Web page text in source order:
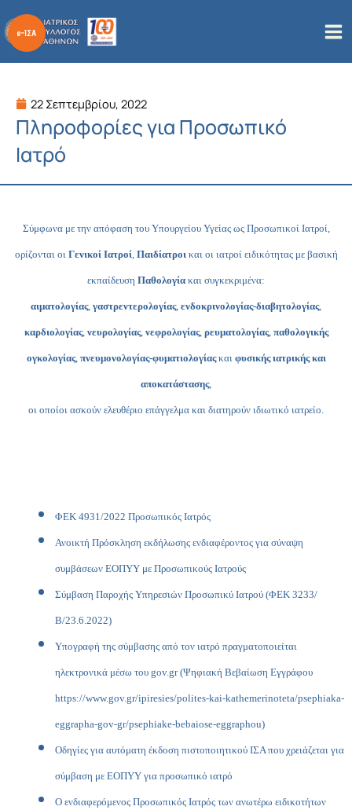
στο
περιεχόμενο
22 Σεπτεμβρίου, 2022
Πληροφορίες για Προσωπικό
Ιατρό
Σύμφωνα με την απόφαση του Υπουργείου Υγείας ως Προσωπικοί Ιατροί,
ορίζονται οι Γενικοί Ιατροί, Παιδίατροικαι οι ιατροί ειδικότητας με βασική
εκπαίδευση Παθολογία και συγκεκριμένα:
αιματολογίας, γαστρεντερολογίας, ενδοκρινολογίας-διαβητολογίας,
καρδιολογίας, νευρολογίας, νεφρολογίας, ρευματολογίας, παθολογικής
ογκολογίας, πνευμονολογίας-φυματιολογίαςκαι φυσικής ιατρικής και
αποκατάστασης,
οι οποίοι ασκούν ελευθέριο επάγγελμα και διατηρούν ιδιωτικό ιατρείο.
ΦΕΚ 4931/2022 Προσωπικός Ιατρός
Ανοικτή Πρόσκληση εκδήλωσης ενδιαφέροντος για σύναψη
συμβάσεων ΕΟΠΥΥ με Προσωπικούς Ιατρούς
Σύμβαση Παροχής Υπηρεσιών Προσωπικύ Ιατρού (ΦΕΚ 3233/
Β/23.6.2022)
Υπογραφή της σύμβασης από τον ιατρό πραγματοποιείται
ηλεκτρονικά μέσω του gov.gr (Ψηφιακή Βεβαίωση Εγγράφου
https://www.gov.gr/ipiresies/polites-kai-kathemerinoteta/psephiaka-
eggrapha-gov-gr/psephiake-bebaiose-eggraphou)
Οδηγίες για αυτόματη έκδοση πιστοποιητικού ΙΣΑ που χρειάζεται για
σύμβαση με ΕΟΠYΥ για προσωπικό ιατρό
Ο ενδιαφερόμενος Προσωπικός Ιατρός των ανωτέρω ειδικοτήτων